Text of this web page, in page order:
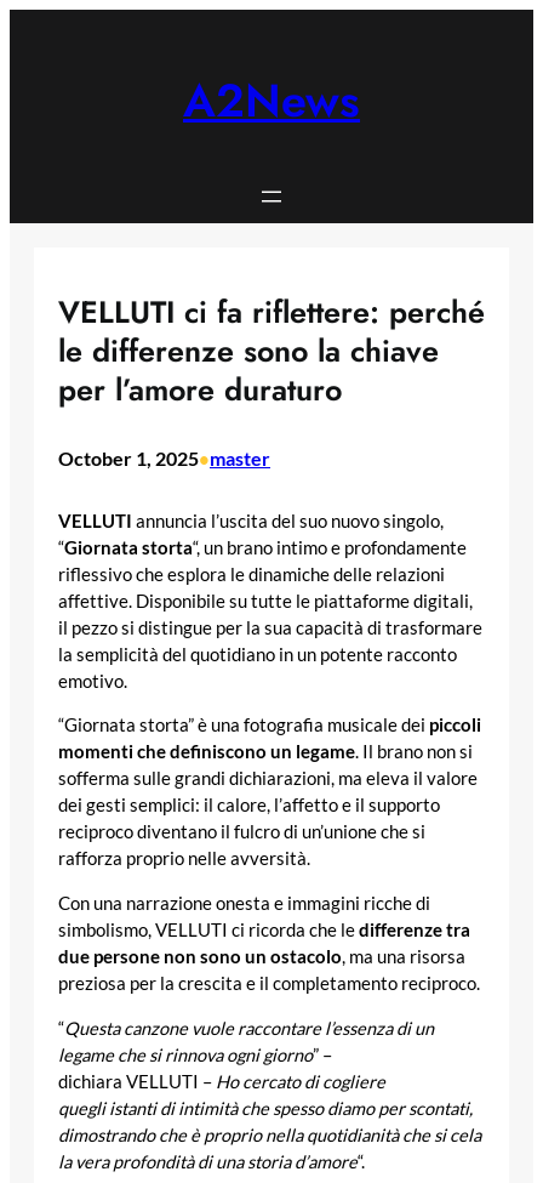
A2News
VELLUTI ci fa riflettere: perché
le differenze sono la chiave
per l’amore duraturo
October 1, 2025•master
VELLUTI annuncia l’uscita del suo nuovo singolo,
“Giornata storta“, un brano intimo e profondamente
riflessivo che esplora le dinamiche delle relazioni
affettive. Disponibile su tutte le piattaforme digitali,
il pezzo si distingue per la sua capacità di trasformare
la semplicità del quotidiano in un potente racconto
emotivo.
“Giornata storta” è una fotografia musicale dei piccoli
momenti che definiscono un legame. Il brano non si
sofferma sulle grandi dichiarazioni, ma eleva il valore
dei gesti semplici: il calore, l’affetto e il supporto
reciproco diventano il fulcro di un’unione che si
rafforza proprio nelle avversità.
Con una narrazione onesta e immagini ricche di
simbolismo,VELLUTI ci ricorda che ledifferenze tra
due persone non sono un ostacolo, ma una risorsa
preziosa per la crescita e il completamento reciproco.
“Questa canzone vuole raccontare l’essenza di un
legame che si rinnova ogni giorno” –
dichiara VELLUTI – Ho cercato di cogliere
quegliistanti di intimità che spesso diamo per scontati,
dimostrando che è proprio nella quotidianità che si cela
la vera profondità di una storia d’amore“.